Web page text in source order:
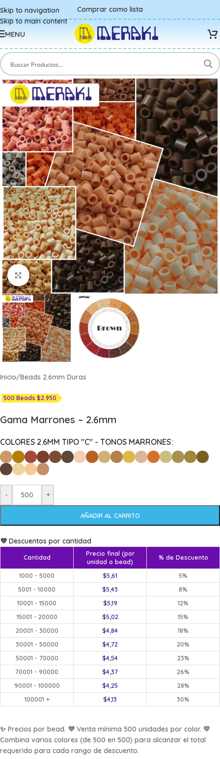
Skip to navigation
Skip to main content
Comprar como lista
MENU
Click to enlarge
Inicio/Beads 2.6mm Duras
500 Beads $2.950
Gama Marrones – 2.6mm
COLORES 2.6MM TIPO "C" - TONOS MARRONES
- +
AÑADIR AL CARRITO
💜 Descuentos por cantidad
Cantidad
Precio final (por
unidad o bead)
% de Descuento
1000 - 5000 $5,61
5%
5001 - 10000
$5,43
8%
10001 - 15000
$5,19
12%
15001 - 20000
$5,02
15%
20001 - 30000
$4,84
18%
30001 - 50000
$4,72
20%
50001 - 70000
$4,54
23%
70001 - 90000
$4,37
26%
90001 - 100000
$4,25
28%
100001 +
$4,13 30%
✨ Precios por bead. 💜 Venta mínima 500 unidades por color. 💛
Combina varios colores (de 500 en 500) para alcanzar el total
requerido para cada rango de descuento.